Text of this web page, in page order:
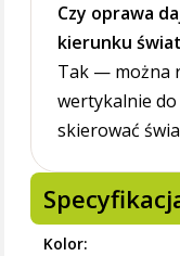
Czy oprawa
kierunku
Tak — można
wertykalnie do
skierować
Kolor